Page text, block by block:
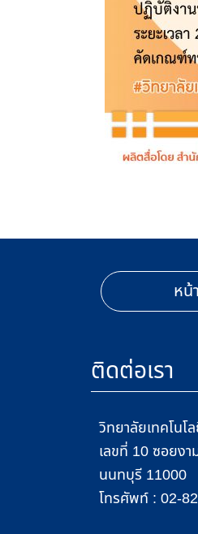
หน้
ติดต่อเรา
วิทยาลัยเทคโน
เลขที่ 10 ซอยง
นนทบุรี 11000
โทรศัพท์ : 02-